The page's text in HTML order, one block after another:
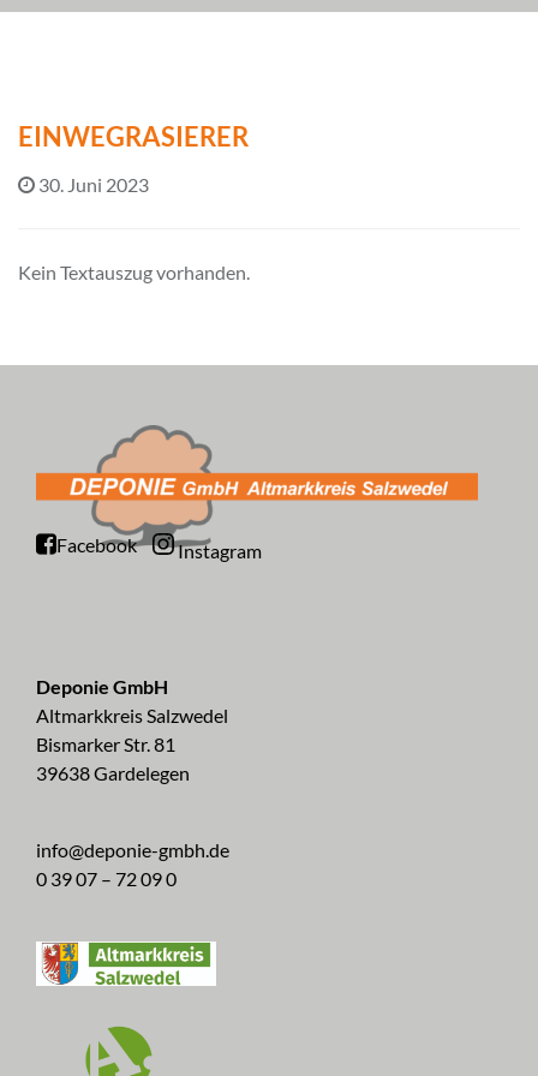
EINWEGRASIERER
30. Juni 2023
Kein Textauszug vorhanden.
Facebook Instagram
Deponie GmbH
Altmarkkreis Salzwedel
Bismarker Str. 81
39638 Gardelegen
info@deponie-gmbh.de
0 39 07 – 72 09 0